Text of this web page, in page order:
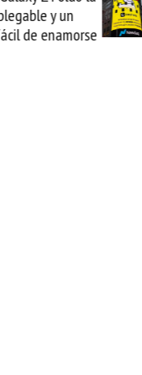
y un
enamorse